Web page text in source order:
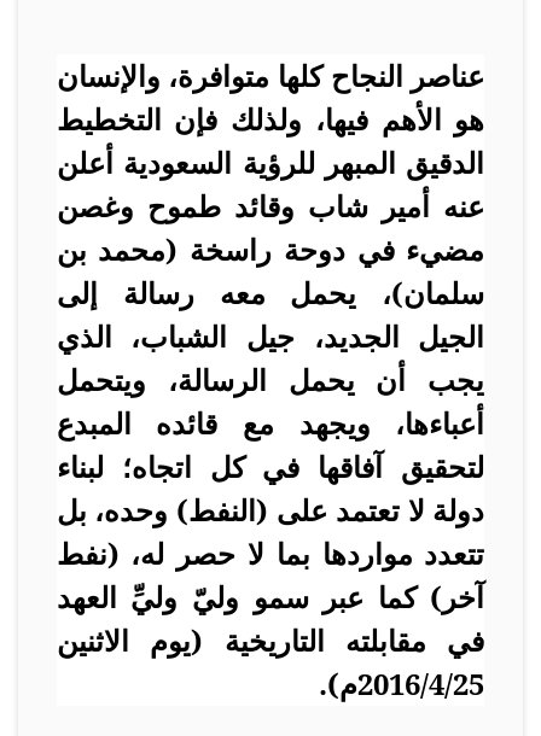
عناصر النجاح كلها متوافرة، والإنسان
هو الأهم فيها، ولذلك فإن التخطيط
الدقيق المبهر للرؤية السعودية أعلن
عنه أمير شاب وقائد طموح وغصن
مضيء في دوحة راسخة (محمد بن
سلمان)، يحمل معه رسالة إلى
الجيل الجديد، جيل الشباب، الذي
يجب أن يحمل الرسالة، ويتحمل
أعباءها، ويجهد مع قائده المبدع
لتحقيق آفاقها في كل اتجاه؛ لبناء
دولة لا تعتمد على (النفط) وحده، بل
تتعدد مواردها بما لا حصر له، (نفط
آخر) كما عبر سمو وليّ وليِّ العهد
في مقابلته التاريخية (يوم الاثنين
25/‏4/‏2016م).